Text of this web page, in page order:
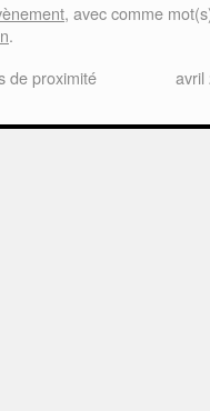
, avec comme
.
de proximité avril